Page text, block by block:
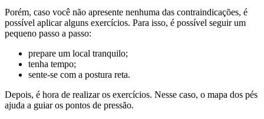
Porém, caso você não apresente nenhuma das contraindicações, é
possível aplicar alguns exercícios. Para isso, é possível seguir um
pequeno passo a passo:
prepare um local tranquilo;
tenha tempo;
sente-se com a postura reta.
Depois, é hora de realizar os exercícios. Nesse caso, o mapa dos pés
ajuda a guiar os pontos de pressão.